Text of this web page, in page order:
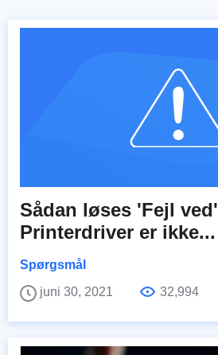
Sådan løses 'Fejl ved'
Printerdriver er ikke...
Spørgsmål
juni 30, 2021
32,994